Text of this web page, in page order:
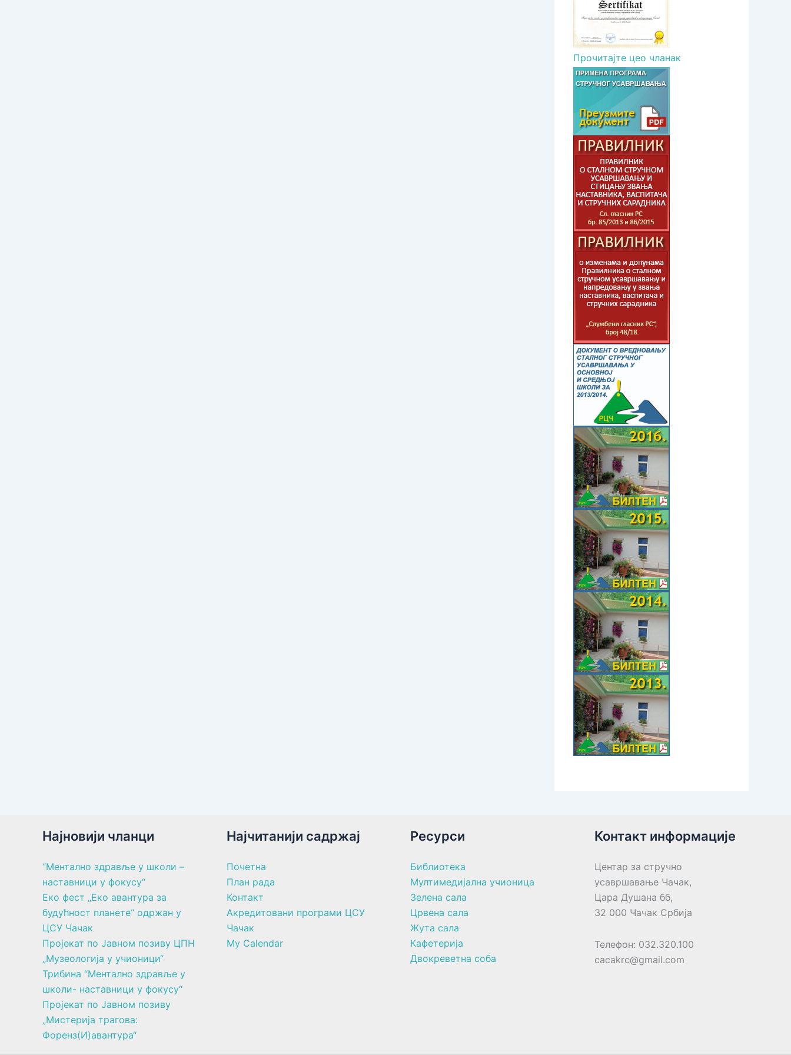
Прочитајте цео чланак
Најновији чланци
“Ментално здравље у школи –
наставници у фокусу“
Еко фест „Еко авантура за
будућност планете“ одржан у
ЦСУ Чачак
Пројекат по Јавном позиву ЦПН
„Музеологија у учионици“
Трибина “Ментално здравље у
школи- наставници у фокусу“
Пројекат по Јавном позиву
„Мистерија трагова:
Форенз(И)авантура“
Најчитанији садржај
Почетна
План рада
Контакт
Акредитовани програми ЦСУ
Чачак
My Calendar
Ресурси
Библиотека
Мултимедијална учионица
Зелена сала
Црвена сала
Жута сала
Кафетерија
Двокреветна соба
Контакт информације
Центар за стручно
усавршавање Чачак,
Цара Душана бб,
32 000 Чачак Србија
Телефон: 032.320.100
cacakrc@gmail.com